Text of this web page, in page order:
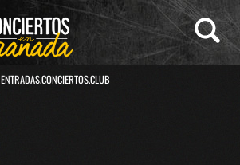
ENTRADAS.CONCIERTOS.CLUB